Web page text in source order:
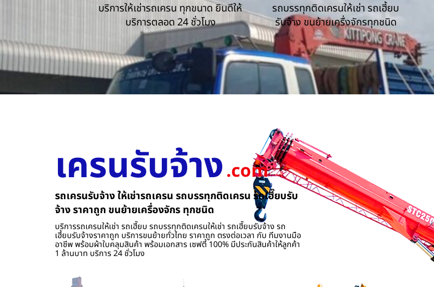
บริการให้เช่ารถเครน ทุกขนาด ยินดีให้
บริการตลอด 24 ชั่วโมง
รถบรรทุกติดเครนให้เช่า รถเฮี้ยบ
รับจ้าง ขนย้ายเครื่งจักรทุกชนิด
เครนรับจ้าง.com
รถเครนรับจ้าง ให้เช่ารถเครน รถบรรทุกติดเครน รถเฮี๊ยบรับ
จ้าง ราคาถูก ขนย้ายเครื่องจักร ทุกชนิด
บริการรถเครนให้เช่า รถเฮี๊ยบ รถบรรทุกติดเครนให้เช่า รถเฮี๊ยบรับจ้าง รถ
เฮี้ยบรับจ้างราคาถูก บริการขนย้ายทั่วไทย ราคาถูก ตรงต่อเวลา กับ ทีมงานมือ
อาชีพ พร้อมผ้าใบคลุมสินค้า พร้อมเอกสาร เซฟตี้ 100% มีประกันสินค้าให้ลูกค้า
1 ล้านบาท บริการ 24 ชั่วโมง